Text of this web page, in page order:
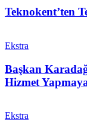
Teknokent’ten
Ekstra
Başkan
Hizmet
Ekstra